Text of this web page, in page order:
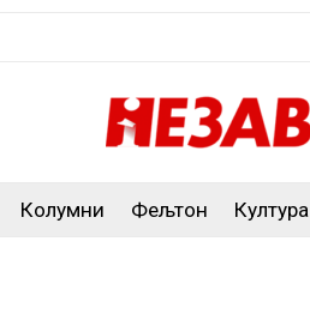
Колумни Фељтон Култура